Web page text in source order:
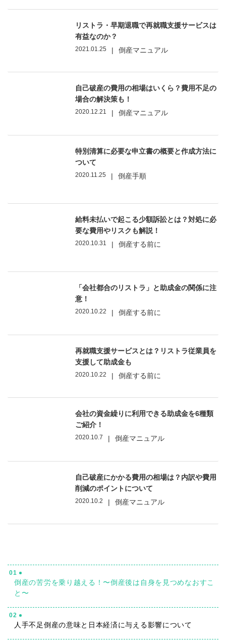
リストラ・早期退職で再就職支援サービスは
有益なのか？
2021.01.25 | 倒産マニュアル
自己破産の費用の相場はいくら？費用不足の
場合の解決策も！
2020.12.21 | 倒産マニュアル
特別清算に必要な申立書の概要と作成方法に
ついて
2020.11.25 | 倒産手順
給料未払いで起こる少額訴訟とは？対処に必
要な費用やリスクも解説！
2020.10.31 | 倒産する前に
「会社都合のリストラ」と助成金の関係に注
意！
2020.10.22 | 倒産する前に
再就職支援サービスとは？リストラ従業員を
支援して助成金も
2020.10.22 | 倒産する前に
会社の資金繰りに利用できる助成金を6種類
ご紹介！
2020.10.7 | 倒産マニュアル
自己破産にかかる費用の相場は？内訳や費用
削減のポイントについて
2020.10.2 | 倒産マニュアル
01
倒産の苦労を乗り越える！〜倒産後は自身を見つめなおすこ
と〜
02
人手不足倒産の意味と日本経済に与える影響について